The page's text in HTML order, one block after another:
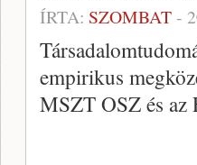
ÍRTA: SZOMBAT-
empirikus
MSZT OSZ és